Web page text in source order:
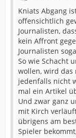
Kniats Abgang
offensichtlich
Journalisten,
kein Affront
Journalisten
So wie Schacht
wollen, wird
jedenfalls nicht
mal ein Artikel
Und zwar ganz
mit Kirch
übrigens am
Spieler